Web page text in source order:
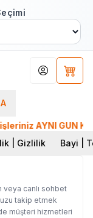
Hesabım
AYNI GÜN
| Gizlilik Bayi |
canlı sohbet
takip etmek
müşteri hizmetleri